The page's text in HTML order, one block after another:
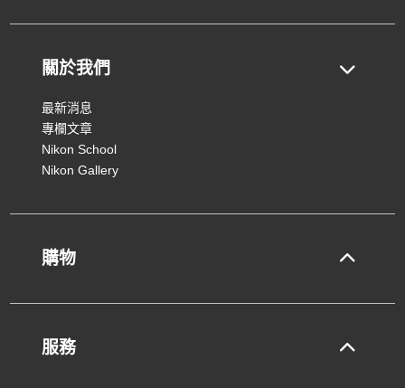
關於我們
最新消息
專欄文章
Nikon School
Nikon Gallery
購物
服務